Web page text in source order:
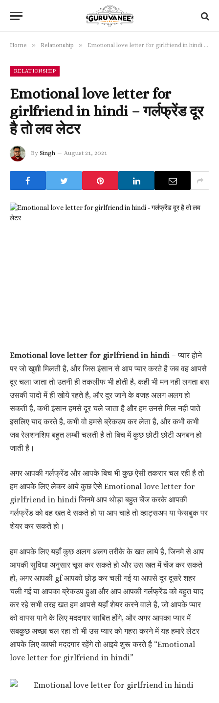
Home » Relationship » Emotional love letter for girlfriend in hindi – गर्लफ्रेंड दूर है तो लव लेटर
RELATIONSHIP
Emotional love letter for
girlfriend in hindi – गर्लफ्रेंड दूर
है तो लव लेटर
By Singh August 21, 2021
Emotional love letter for girlfriend in hindi – प्यार होने
पर जो खुशी मिलती है, और जिस इंसान से आप प्यार करते है जब वह आपसे
दूर चला जाता तो उतनी ही तकलीफ भी होती है, कही भी मन नही लगता बस
उसकी यादो में ही खोये रहते है, और दूर जाने के वजह अलग अलग हो
सकती है, कभी इंसान हमसे दूर चले जाता है और हम उनसे मिल नही पाते
इसलिए याद करते है, कभी वो हमसे ब्रेकउप कर लेता है, और कभी कभी
जब रेलशनशिप बहुत लम्बी चलती है तो बिच में कुछ छोटी छोटी अनबन हो
जाती है।
अगर आपकी गर्लफ्रेंड और आपके बिच भी कुछ ऐसी तकरार चल रही है तो
हम आपके लिए लेकर आये कुछ ऐसे Emotional love letter for
girlfriend in hindi जिनमे आप थोड़ा बहुत चेंज करके आपकी
गर्लफ्रेंड को वह खत दे सकते हो या आप चाहे तो व्हाट्सअप या फेसबुक पर
शेयर कर सकते हो।
हम आपके लिए यहाँ कुछ अलग अलग तरीके के खत लाये है, जिनमे से आप
आपकी सुविधा अनुसार चूस कर सकते हो और उस खत में चेंज कर सकते
हो, अगर आपकी gf आपको छोड़ कर चली गई या आपसे दूर दूसरे शहर
चली गई या आपका ब्रेकउप हुआ और आप आपकी गर्लफ्रेंड को बहुत याद
कर रहे सभी तरह खत हम आपसे यहाँ शेयर करने वाले है, जो आपके प्यार
को वापस पाने के लिए मददगार साबित होंगे, और अगर आपका प्यार में
सबकुछ अच्छा चल रहा तो भी उस प्यार को गहरा करने में यह हमारे लेटर
आपके लिए काफी मददगार रहेंगे तो आइये शुरू करते है “Emotional
love letter for girlfriend in hindi”